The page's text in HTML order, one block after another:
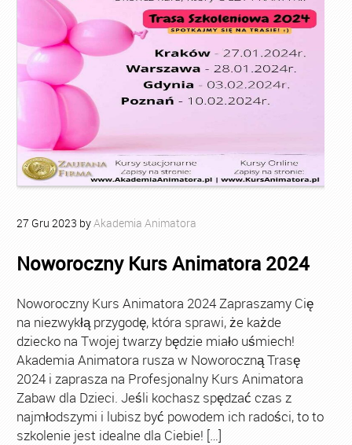
27 Gru 2023 byAkademia Animatora
Noworoczny Kurs Animatora 2024
Noworoczny Kurs Animatora 2024 Zapraszamy Cię
na niezwykłą przygodę, która sprawi, że każde
dziecko na Twojej twarzy będzie miało uśmiech!
Akademia Animatora rusza w Noworoczną Trasę
2024 i zaprasza na Profesjonalny Kurs Animatora
Zabaw dla Dzieci. Jeśli kochasz spędzać czas z
najmłodszymi i lubisz być powodem ich radości, to to
szkolenie jest idealne dla Ciebie! […]